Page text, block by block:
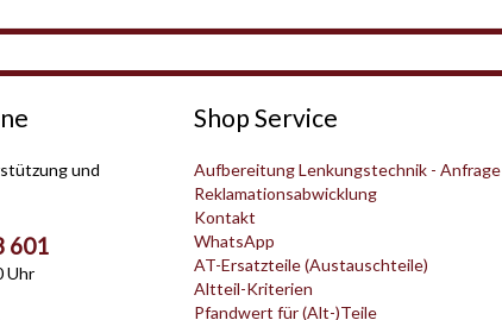
und
601
Uhr
Shop Service
Aufbereitung Lenkungstechnik - Anfrage
Reklamationsabwicklung
Kontakt
WhatsApp
AT-Ersatzteile (Austauschteile)
Altteil-Kriterien
Pfandwert für (Alt-)Teile